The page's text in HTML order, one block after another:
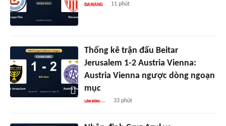
11 phút
Thống kê trận đấu Beitar
Jerusalem 1-2 Austria Vienna:
Austria Vienna ngược dòng ngoạn
mục
33 phút